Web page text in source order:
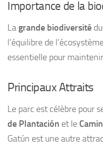
Importance de la
La grande biodiversité
l’équilibre de
essentielle pour
Principaux Attraits
Le parc est célèbre pour
de Plantación et le
Gatún est une autre